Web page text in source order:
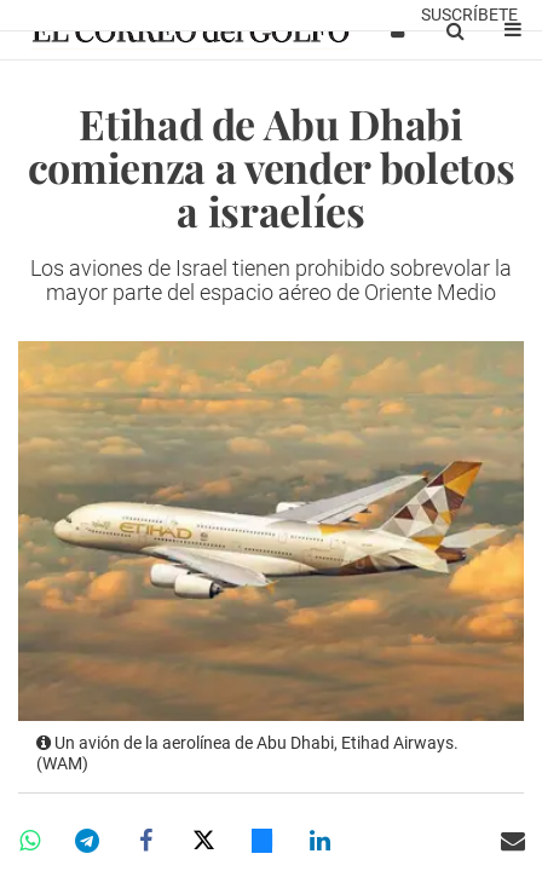
SUSCRÍBETE
Etihad de Abu Dhabi
comienza a vender boletos
a israelíes
Los aviones de Israel tienen prohibido sobrevolar la
mayor parte del espacio aéreo de Oriente Medio
Un avión de la aerolínea de Abu Dhabi, Etihad Airways.
(WAM)